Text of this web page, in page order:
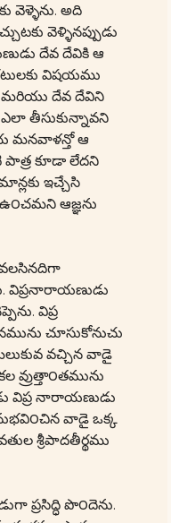
వెళ్ళెను. అది
వెళ్ళినప్పుడు
దేవ దేవికి ఆ
విషయము
మరియు దేవ దేవిని
ఎలా తీసుకున్నావని
మనవాళన్తో ఆ
పాత్ర కూడా లేదని
ఇచ్చేసి
ఆజ్ఞను
విప్రనారాయణుడు
విప్ర
చూసుకోనుచు
వచ్చిన వాడై
విప్ర నారాయణుడు
వాడై ఒక్క
శ్రీపాదతీర్థము
ప్రసిద్ధి పొ౦దెను.